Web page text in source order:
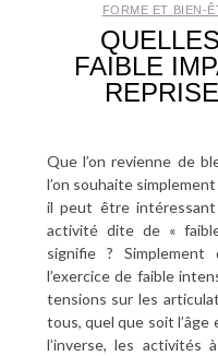
FORME ET BIEN-
FAIBLE
Que l’on revienne de
l’on souhaite
il peut être
activité dite de «
signifie ?
l’exercice de faible
tensions sur les
tous, quel que soit l’âge
l’inverse, les activités